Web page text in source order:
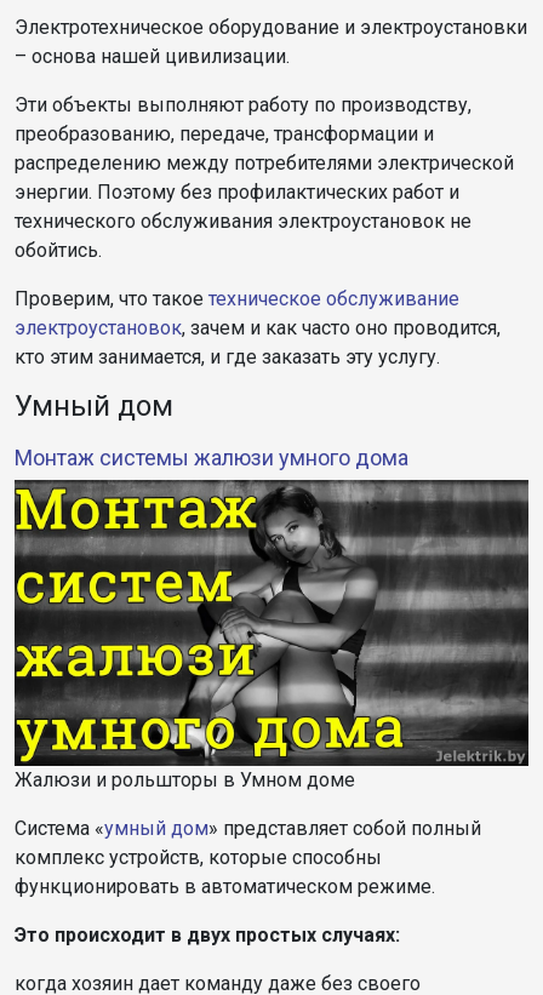
Электротехническое оборудование и электроустановки
– основа нашей цивилизации.
Эти объекты выполняют работу по производству,
преобразованию, передаче, трансформации и
распределению между потребителями электрической
энергии. Поэтому без профилактических работ и
технического обслуживания электроустановок не
обойтись.
Проверим, что такое техническое обслуживание
электроустановок, зачем и как часто оно проводится,
кто этим занимается, и где заказать эту услугу.
Умный дом
Монтаж системы жалюзи умного дома
Жалюзи и рольшторы в Умном доме
Система «умный дом» представляет собой полный
комплекс устройств, которые способны
функционировать в автоматическом режиме.
Это происходит в двух простых случаях:
когда хозяин дает команду даже без своего